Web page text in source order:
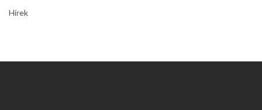
Hírek